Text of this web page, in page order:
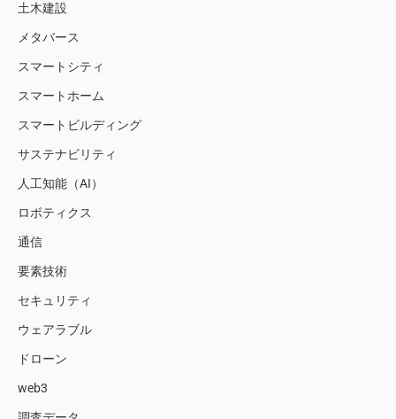
土木建設
メタバース
スマートシティ
スマートホーム
スマートビルディング
サステナビリティ
人工知能（AI）
ロボティクス
通信
要素技術
セキュリティ
ウェアラブル
ドローン
web3